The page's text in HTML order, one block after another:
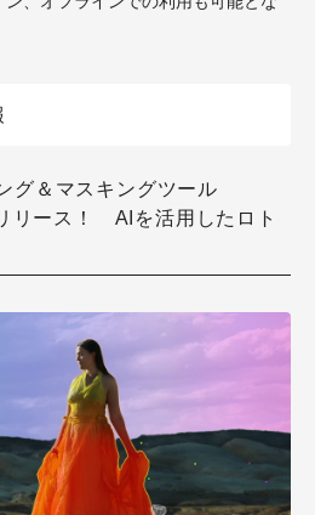
グ＆マスキングツール
リース！ AIを活用したロト